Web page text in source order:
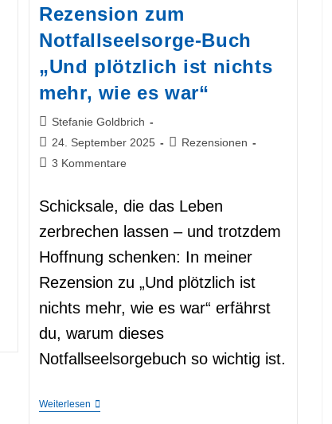
Rezension zum
Notfallseelsorge-Buch
„Und plötzlich ist nichts
mehr, wie es war“
Beitrags-
Autor:
Stefanie Goldbrich
Beitrag
veröffentlicht:
24. September 2025
Beitrags-
Rezensionen
Beitrags-
3 Kommentare
Schicksale, die das Leben
zerbrechen lassen – und trotzdem
Hoffnung schenken: In meiner
Rezension zu „Und plötzlich ist
nichts mehr, wie es war“ erfährst
du, warum dieses
Notfallseelsorgebuch so wichtig ist.
Weiterlesen Rezension